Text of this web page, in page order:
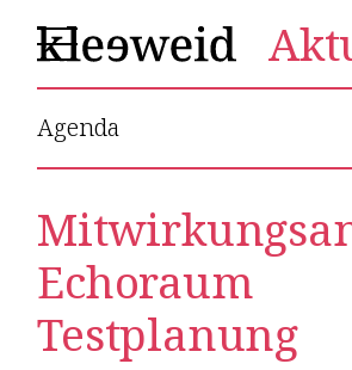
Agenda
Echo­raum
Testplanung